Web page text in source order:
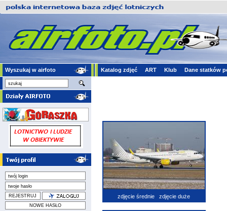
Wyszukaj w airfoto Katalog zdjęć ART Klub Dane statków
zdjęcie średnie zdjęcie duże